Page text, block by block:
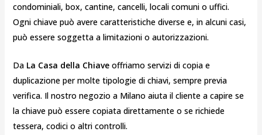
condominiali, box, cantine, cancelli, locali comuni o uffici.
Ogni chiave può avere caratteristiche diverse e, in alcuni casi,
può essere soggetta a limitazioni o autorizzazioni.
Da La Casa della Chiaveoffriamo servizi di copia e
duplicazione per molte tipologie di chiavi, sempre previa
verifica. Il nostro negozio a Milano aiuta il cliente a capire se
la chiave può essere copiata direttamente o se richiede
tessera, codici o altri controlli.